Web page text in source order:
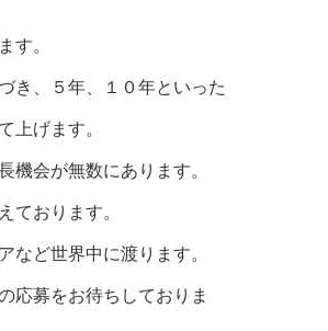
す。
き、５年、１０年といった
上げます。
機会が無数にあります。
ております。
など世界中に渡ります。
応募をお待ちしておりま